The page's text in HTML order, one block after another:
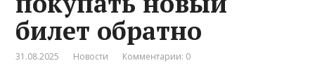
билет обратно
31.08.2025 Новости Комментарии: 0